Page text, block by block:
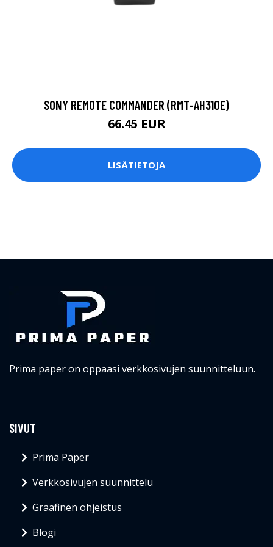
SONY REMOTE COMMANDER (RMT-AH310E)
66.45 EUR
LISÄTIETOJA
Prima paper on oppaasi verkkosivujen suunnitteluun.
SIVUT
Prima Paper
Verkkosivujen suunnittelu
Graafinen ohjeistus
Blogi